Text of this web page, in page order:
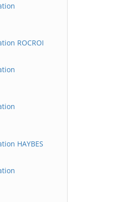
ROCROI
HAYBES